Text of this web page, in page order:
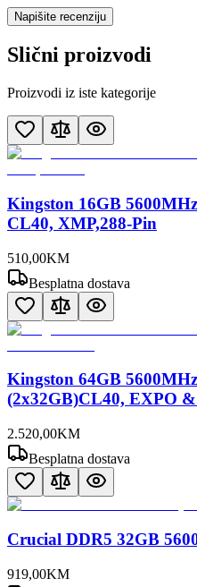
Napišite recenziju
Slični proizvodi
Proizvodi iz iste kategorije
Kingston 16GB
CL40, XMP,288-Pin
510,00KM
Besplatna dostava
Kingston 64GB
(2x32GB)CL40, EXPO
2.520,00KM
Besplatna dostava
Crucial DDR5 32GB
919,00KM